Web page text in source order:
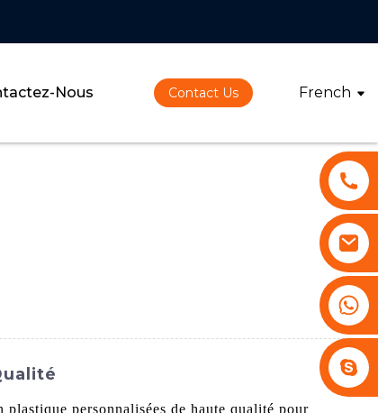
Nous Contact Us French
personnalisées de haute qualité pour